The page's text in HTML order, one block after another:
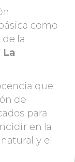
como
la
que
de
para
en la
y el